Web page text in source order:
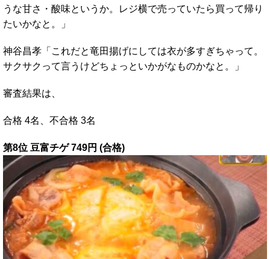
うな甘さ・酸味というか。レジ横で売っていたら買って帰り
たいかなと。」
神谷昌孝「これだと竜田揚げにしては衣が多すぎちゃって。
サクサクって言うけどちょっといかがなものかなと。」
審査結果は、
合格 4名、不合格 3名
第8位 豆富チゲ 749円 (合格)